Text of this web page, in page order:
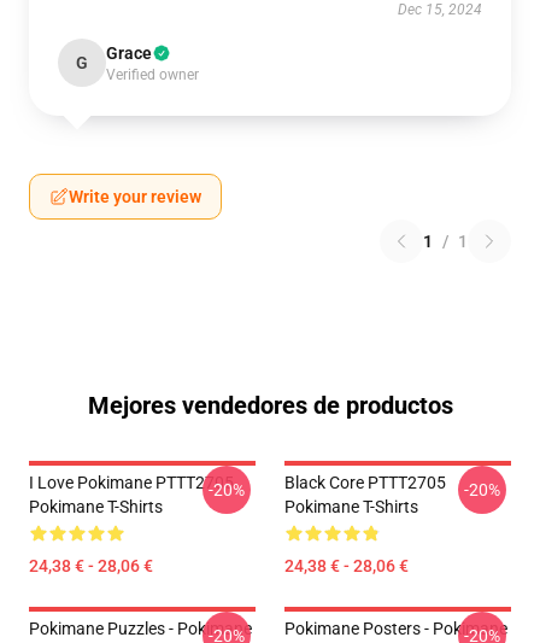
Dec 15, 2024
G Grace
Verified owner
Write your review
1 / 1
Mejores vendedores de productos
I Love Pokimane PTTT2705
Pokimane T-Shirts
24,38 € - 28,06 €
-20%
Black Core PTTT2705
Pokimane T-Shirts
24,38 € - 28,06 €
-20%
Pokimane Puzzles - Pokimane
-20%
Pokimane Posters - Pokimane
-20%